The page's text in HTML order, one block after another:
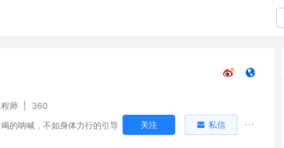
师
360
的呐喊，不如身体力行的引导
关注 私信